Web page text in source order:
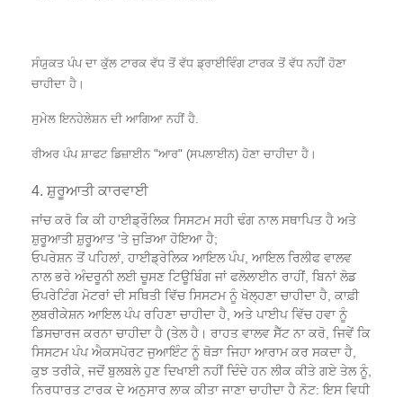
ਸੰਯੁਕਤ ਪੰਪ ਦਾ ਕੁੱਲ ਟਾਰਕ ਵੱਧ ਤੋਂ ਵੱਧ ਡ੍ਰਾਈਵਿੰਗ ਟਾਰਕ ਤੋਂ ਵੱਧ ਨਹੀਂ ਹੋਣਾ
ਚਾਹੀਦਾ ਹੈ।
ਸੁਮੇਲ ਇਨਹੇਲੇਸ਼ਨ ਦੀ ਆਗਿਆ ਨਹੀਂ ਹੈ.
ਰੀਅਰ ਪੰਪ ਸ਼ਾਫਟ ਡਿਜ਼ਾਈਨ "ਆਰ" (ਸਪਲਾਈਨ) ਹੋਣਾ ਚਾਹੀਦਾ ਹੈ।
4. ਸ਼ੁਰੂਆਤੀ ਕਾਰਵਾਈ
ਜਾਂਚ ਕਰੋ ਕਿ ਕੀ ਹਾਈਡ੍ਰੌਲਿਕ ਸਿਸਟਮ ਸਹੀ ਢੰਗ ਨਾਲ ਸਥਾਪਿਤ ਹੈ ਅਤੇ
ਸ਼ੁਰੂਆਤੀ ਸ਼ੁਰੂਆਤ 'ਤੇ ਜੁੜਿਆ ਹੋਇਆ ਹੈ;
ਓਪਰੇਸ਼ਨ ਤੋਂ ਪਹਿਲਾਂ, ਹਾਈਡ੍ਰੇਲਿਕ ਆਇਲ ਪੰਪ, ਆਇਲ ਰਿਲੀਫ ਵਾਲਵ
ਨਾਲ ਭਰੇ ਅੰਦਰੂਨੀ ਲਈ ਚੂਸਣ ਟਿਊਬਿੰਗ ਜਾਂ ਫਲੋਲਾਈਨ ਰਾਹੀਂ, ਬਿਨਾਂ ਲੋਡ
ਓਪਰੇਟਿੰਗ ਮੋਟਰਾਂ ਦੀ ਸਥਿਤੀ ਵਿੱਚ ਸਿਸਟਮ ਨੂੰ ਖੋਲ੍ਹਣਾ ਚਾਹੀਦਾ ਹੈ, ਕਾਫ਼ੀ
ਲੁਬਰੀਕੇਸ਼ਨ ਆਇਲ ਪੰਪ ਰਹਿਣਾ ਚਾਹੀਦਾ ਹੈ, ਅਤੇ ਪਾਈਪ ਵਿੱਚ ਹਵਾ ਨੂੰ
ਡਿਸਚਾਰਜ ਕਰਨਾ ਚਾਹੀਦਾ ਹੈ (ਤੇਲ ਹੈ। ਰਾਹਤ ਵਾਲਵ ਸੈੱਟ ਨਾ ਕਰੋ, ਜਿਵੇਂ ਕਿ
ਸਿਸਟਮ ਪੰਪ ਐਕਸਪੋਰਟ ਜੁਆਇੰਟ ਨੂੰ ਥੋੜਾ ਜਿਹਾ ਆਰਾਮ ਕਰ ਸਕਦਾ ਹੈ,
ਕੁਝ ਤਰੀਕੇ, ਜਦੋਂ ਬੁਲਬਲੇ ਹੁਣ ਦਿਖਾਈ ਨਹੀਂ ਦਿੰਦੇ ਹਨ ਲੀਕ ਕੀਤੇ ਗਏ ਤੇਲ ਨੂੰ,
ਨਿਰਧਾਰਤ ਟਾਰਕ ਦੇ ਅਨੁਸਾਰ ਲਾਕ ਕੀਤਾ ਜਾਣਾ ਚਾਹੀਦਾ ਹੈ ਨੋਟ: ਇਸ ਵਿਧੀ